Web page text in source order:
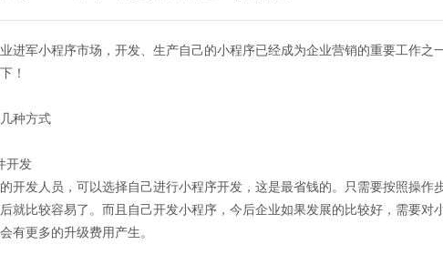
进军小程序市场，开发、生产自己的小程序已经成为企业营销的重要工作
！
种方式
开发
开发人员，可以选择自己进行小程序开发，这是最省钱的。只需要按照操
就比较容易了。而且自己开发小程序，今后企业如果发展的比较好，需要
有更多的升级费用产生。